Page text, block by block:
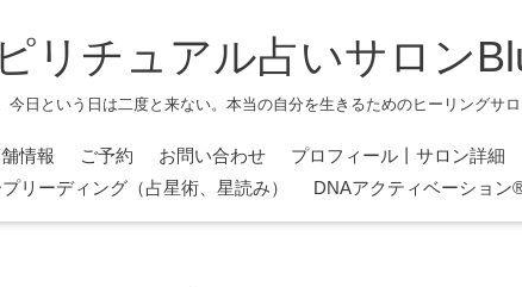
リチュアル占いサロン
今日という日は二度と来ない。本当の自分を生きるためのヒーリングサロ
情報 ご予約 お問い合わせ プロフィール丨サロン詳細
リーディング（占星術、星読み）
DNAアクティベーション